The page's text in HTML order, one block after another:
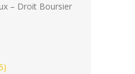
– Droit Boursier